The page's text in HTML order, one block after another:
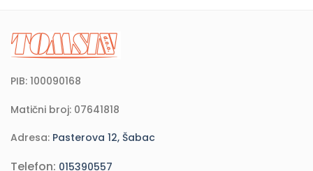
PIB: 100090168
Matični broj: 07641818
Adresa: Pasterova 12, Šabac
Telefon: 015390557